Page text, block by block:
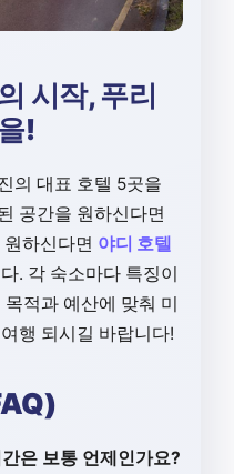
시작, 푸리
!
의 대표 호텔 5곳을
공간을 원하신다면
하신다면 야디 호텔
. 각 숙소마다 특징이
적과 예산에 맞춰 미
행 되시길 바랍니다!
은 보통 언제인가요?